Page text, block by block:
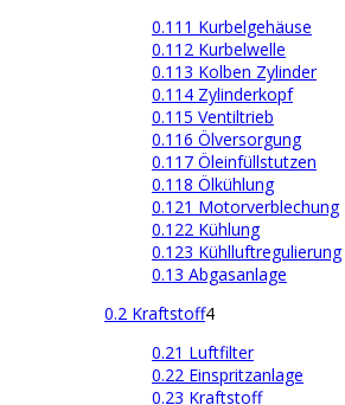
0.111 Kurbelgehäuse
0.112 Kurbelwelle
0.113 Kolben Zylinder
0.114 Zylinderkopf
0.115 Ventiltrieb
0.116 Ölversorgung
0.117 Öleinfüllstutzen
0.118 Ölkühlung
0.121 Motorverblechung
0.122 Kühlung
0.123 Kühlluftregulierung
0.13 Abgasanlage
0.2 Kraftstoff4
0.21 Luftfilter
0.22 Einspritzanlage
0.23 Kraftstoff